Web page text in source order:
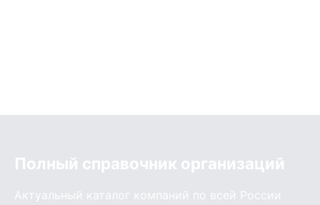
Полный справочник организаций
Актуальный каталог компаний по всей России